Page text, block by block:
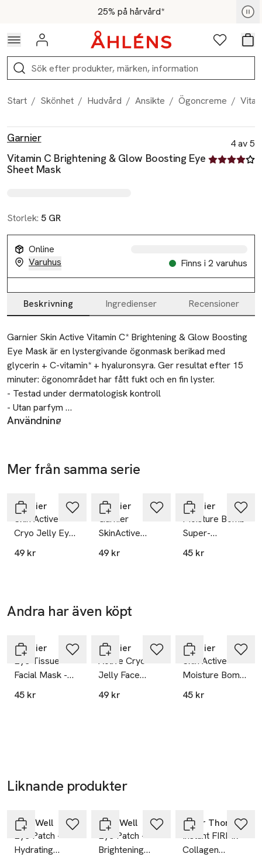
Hoppa till navigationsmenyn25% på hårvård*
För medlemmar - Shoppa nu
Logga in Favoriter
Sök
Start / Skönhet / Hudvård / Ansikte / Ögoncreme /
Garnier
Vitamin C Brightening & Glow Boosting Eye
Sheet Mask
4 av 5
4 av fem
Storlek: 5 GR
Online
Varuhus
Finns i 2 varuhus
Beskrivning Ingredienser Recensioner
Beskrivning
Garnier Skin Active Vitamin C* Brightening & Glow Boosting
Eye Mask är en lystergivande ögonmask berikad med
glycerin + C-vitamin* + hyaluronsyra. Ger resultat efter 15
minuter: ögonområdet har fått fukt och en fin lyster.
- Testad under dermatologisk kontroll
- Utan parfym
- Berikad med 3% glycerin + C-vitamin* + hyaluronsyra
Användning
huden eller ta bort med bomull.
SKU: 65983375
Mer från samma serie
Garnier
Skin Active
Cryo Jelly Eye
Mask
49 kr
Garnier
Garnier
SkinActive
Vitamin C Sheet
49 kr
Garnier
Moisture Bomb
Super-
Hydrating and
45 kr
Andra har även köpt
Garnier
Eye Tissue
Facial Mask -
Orange Juice &
45 kr
Garnier
Active Cryo
Jelly Face
Mask
49 kr
Garnier
Skin Active
Moisture Bomb
Tissue Mask
45 kr
Liknande produkter
Stay Well
Eye Patch -
Hydrating
Stay Well
Eye Patch -
Brightening
Peter Thomas Roth
Instant FIRMx®
Collagen